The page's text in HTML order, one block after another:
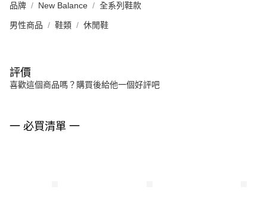
品牌 New Balance 全系列鞋款
男性商品 鞋類 休閒鞋
評價
喜歡這個商品嗎？購買後給他一個好評吧
一 必買清單 一